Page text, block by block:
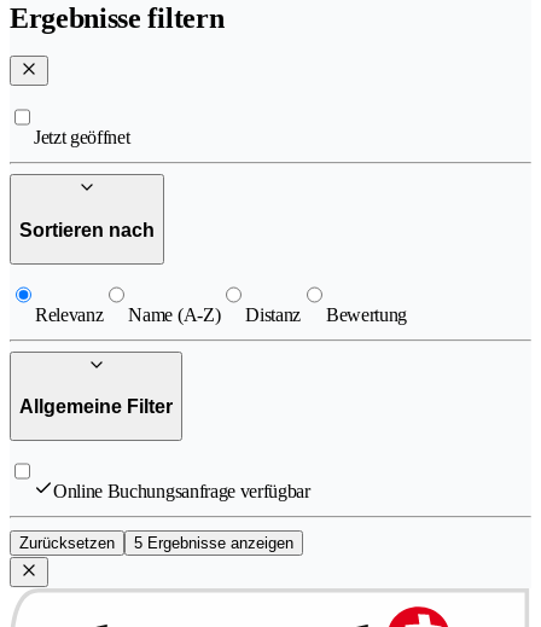
Ergebnisse filtern
Jetzt geöffnet
Sortieren nach
Relevanz Name (A-Z) Distanz Bewertung
Allgemeine Filter
Online Buchungsanfrage verfügbar
Zurücksetzen 5 Ergebnisse anzeigen